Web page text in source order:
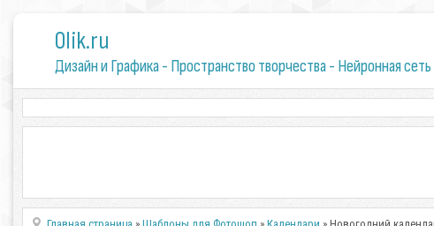
0lik.ru
Дизайн и Графика - Пространство творчества - Нейронная сеть